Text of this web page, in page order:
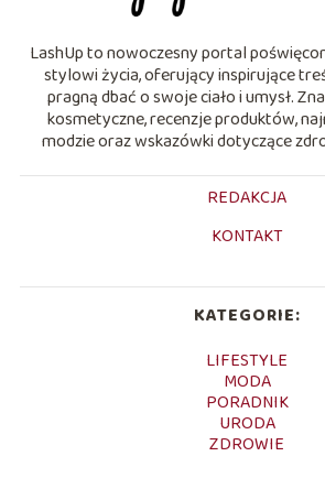
LashUp to nowoczesny portal
stylowi życia, oferujący inspirujące
pragną dbać o swoje ciało i umysł.
kosmetyczne, recenzje produktów,
modzie oraz wskazówki dotyczące
REDAKCJA
KONTAKT
KATEGORIE:
LIFESTYLE
MODA
PORADNIK
URODA
ZDROWIE